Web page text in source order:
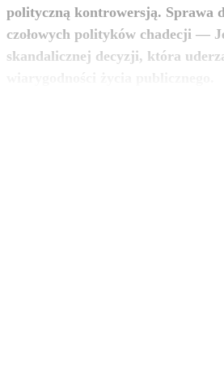
polityczną kontrowersją. Sprawa
czołowych polityków chadecji —
skandalicznej decyzji, która
zobacz